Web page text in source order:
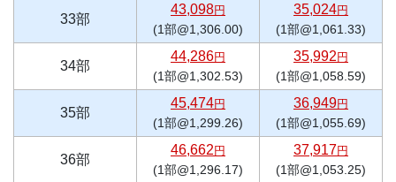
33部
43,098円
(1部@1,306.00)
35,024円
(1部@1,061.33)
34部
44,286円
(1部@1,302.53)
35,992 円
(1部@1,058.59)
35部
45,474円
(1部@1,299.26)
36,949円
(1部@1,055.69)
36部
46,662 円
(1部@1,296.17)
37,917円
(1部@1,053.25)